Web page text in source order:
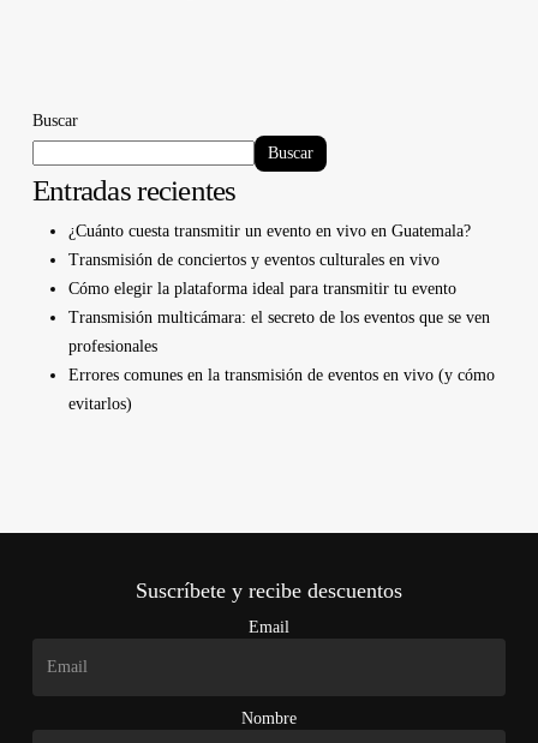
Buscar
Buscar
Entradas recientes
¿Cuánto cuesta transmitir un evento en vivo en Guatemala?
Transmisión de conciertos y eventos culturales en vivo
Cómo elegir la plataforma ideal para transmitir tu evento
Transmisión multicámara: el secreto de los eventos que se ven
profesionales
Errores comunes en la transmisión de eventos en vivo (y cómo
evitarlos)
Suscríbete y recibe descuentos
Email
Nombre